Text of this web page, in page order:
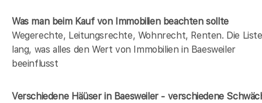
Was man beim Kauf von Immobilien beachten sollte
Wegerechte, Leitungsrechte, Wohnrecht, Renten. Die
lang, was alles den Wert von Immobilien in Baesweiler
beeinflusst
Verschiedene Häüser in Baesweiler - verschiedene